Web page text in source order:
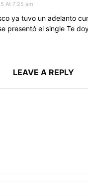
At 7:25 am
ya tuvo un adelanto
presentó el single Te
LEAVE A REPLY